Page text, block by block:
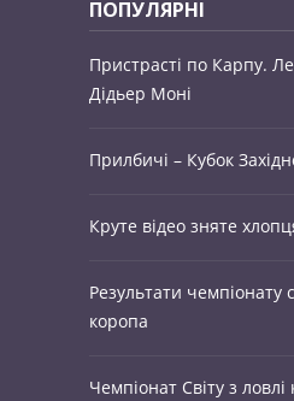
ПОПУЛЯРНІ
Пристрасті по Карпу.
Дідьер Моні
Прилбичі – Кубок
Круте відео зняте
Результати чемпіонату
коропа
Чемпіонат Світу з